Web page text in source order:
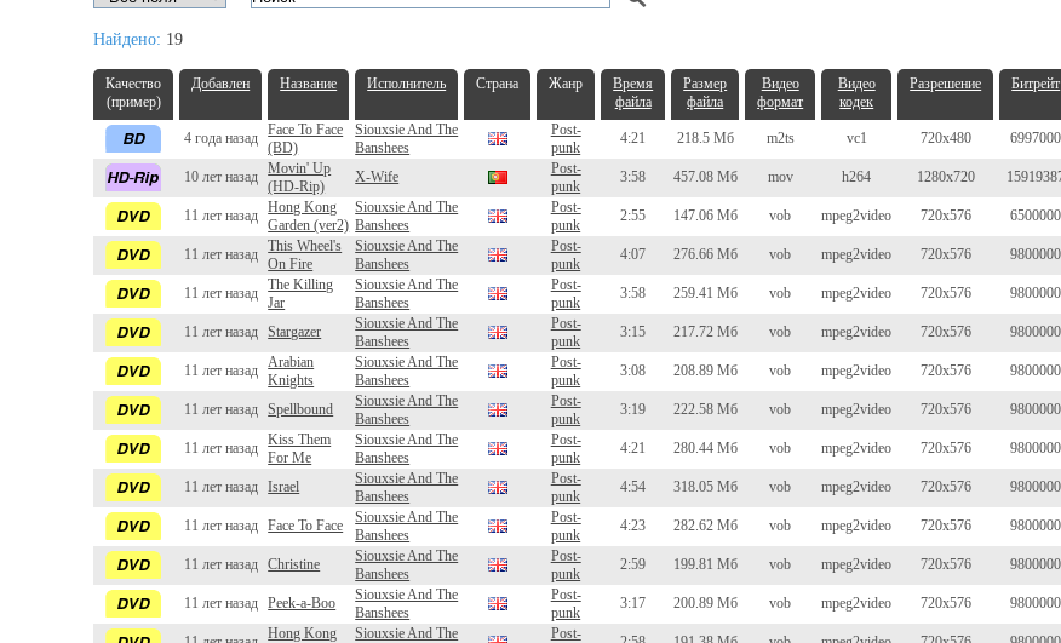
Найдено: 19
Качество
(пример)
Добавлен Название Исполнитель Страна Жанр
Время
файла
Размер
файла
Видео
формат
Видео
кодек
Разрешение Битрейт
4 года назад
Face To Face
(BD)
Siouxsie And The
Banshees
Post-
punk
4:21 218.5 Мб m2ts vc1 720x480 6997000
10 лет назад
Movin' Up
(HD-Rip)
X-Wife
Post-
punk
3:58 457.08 Мб mov h264 1280x720
11 лет назад
Hong Kong
Garden (ver2)
Siouxsie And The
Banshees
Post-
punk
2:55 147.06 Мб vob mpeg2video 720x576 6500000
11 лет назад
This Wheel's
On Fire
Siouxsie And The
Banshees
Post-
punk
4:07 276.66 Мб vob mpeg2video 720x576 9800000
11 лет назад
The Killing
Jar
Siouxsie And The
Banshees
Post-
punk
3:58 259.41 Мб vob mpeg2video 720x576 9800000
11 лет назад Stargazer
Siouxsie And The
Banshees
Post-
punk
3:15 217.72 Мб vob mpeg2video 720x576 9800000
11 лет назад
Arabian
Knights
Siouxsie And The
Banshees
Post-
punk
3:08 208.89 Мб vob mpeg2video 720x576 9800000
11 лет назад Spellbound
Siouxsie And The
Banshees
Post-
punk
3:19 222.58 Мб vob mpeg2video 720x576 9800000
11 лет назад
Kiss Them
For Me
Siouxsie And The
Banshees
Post-
punk
4:21 280.44 Мб vob mpeg2video 720x576 9800000
11 лет назад Israel
Siouxsie And The
Banshees
Post-
punk
4:54 318.05 Мб vob mpeg2video 720x576 9800000
11 лет назад Face To Face
Siouxsie And The
Banshees
Post-
punk
4:23 282.62 Мб vob mpeg2video 720x576 9800000
11 лет назад Christine
Siouxsie And The
Banshees
Post-
punk
2:59 199.81 Мб vob mpeg2video 720x576 9800000
11 лет назад Peek-a-Boo
Siouxsie And The
Banshees
Post-
punk
3:17 200.89 Мб vob mpeg2video 720x576 9800000
Hong Kong Siouxsie And The Post-